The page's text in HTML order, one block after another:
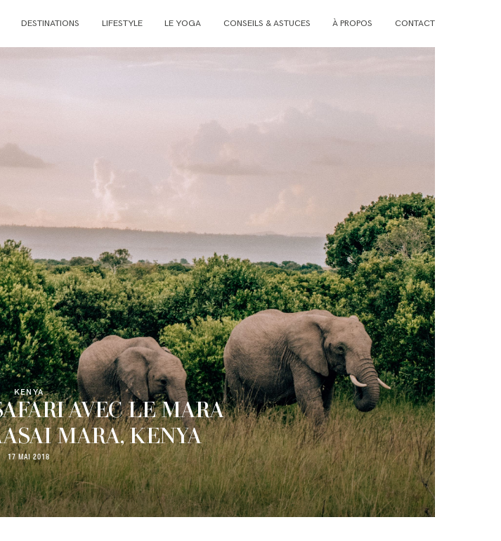
DESTINATIONS LIFESTYLE LE YOGA CONSEILS & ASTUCES À PROPOS CONTACT
KENYA
AVEC LE MARA
MARA, KENYA
17 MAI 2018